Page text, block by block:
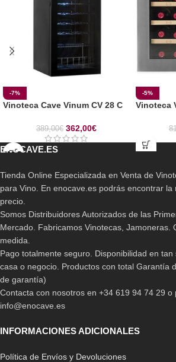
-7%
Vinoteca Cave Vinum CV 28 C
389,00€ 362,00€
-5%
Vinoteca
ENOCAVE.ES
Tienda Online Especializada en Venta de
para Vino. En enocave.es podrás encontrar
precio.
Somos Distribuidores Autorizados de las
Mercado. Fabricamos Vinotecas, Jamoneras.
medida.
Pago totalmente seguro. Disponibilidad en
casa o negocio. Productos con total Garantía
de garantía)
Contacta con nosotros en +34 619 94 74 29 o
info@enocave.es
INFORMACIONES ADICIONALES
Política de Envíos y Devoluciones